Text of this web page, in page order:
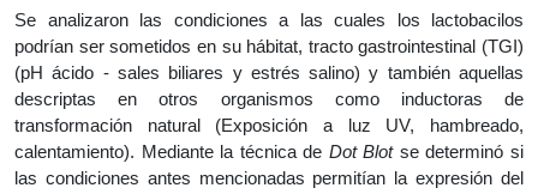
Se analizaron las condiciones a las cuales los lactobacilos
podrían ser sometidos en su hábitat, tracto gastrointestinal (TGI)
(pH ácido - sales biliares y estrés salino) y también aquellas
descriptas en otros organismos como inductoras de
transformación natural (Exposición a luz UV, hambreado,
calentamiento). Mediante la técnica de Dot Blotse determinó si
las condiciones antes mencionadas permitían la expresión del